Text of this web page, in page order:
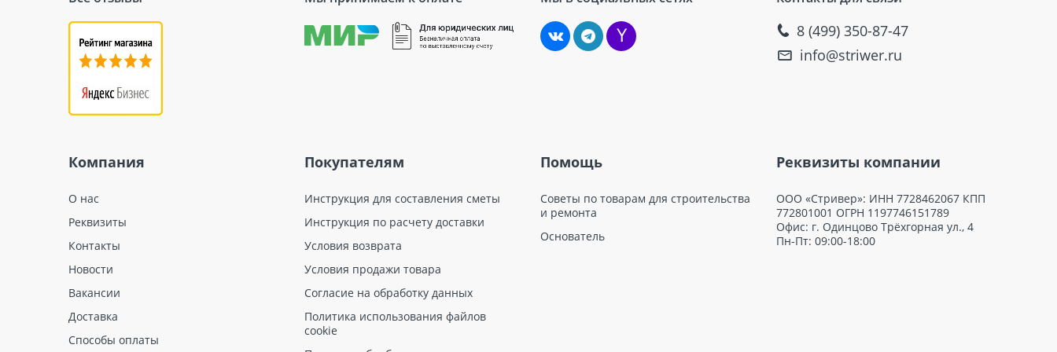
8 (499) 350-87-47
info@striwer.ru
Компания
О нас
Реквизиты
Контакты
Новости
Вакансии
Доставка
Способы оплаты
Покупателям
Инструкция для составления сметы
Инструкция по расчету доставки
Условия возврата
Условия продажи товара
Согласие на обработку данных
Политика использования файлов
cookie
Помощь
Советы по товарам для строительства
и ремонта
Основатель
Реквизиты компании
ООО «Стривер»: ИНН 7728462067 КПП
772801001 ОГРН 1197746151789
Офис: г. Одинцово Трёхгорная ул., 4
Пн-Пт: 09:00-18:00